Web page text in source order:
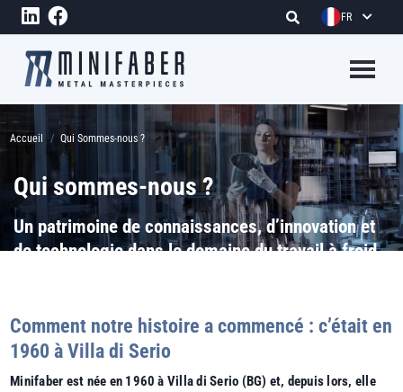
Aller au contenu principal FR
Fil d'Ariane
Accueil Qui Sommes-nous ?
Qui sommes-nous ?
Un patrimoine de connaissances, d’innovation et
de technologie dans le domaine du travail à froid
Comment notre histoire a commencé : c’était en
1960 à Villa di Serio
Minifaber est née en 1960 à Villa di Serio (BG) et, depuis lors, elle